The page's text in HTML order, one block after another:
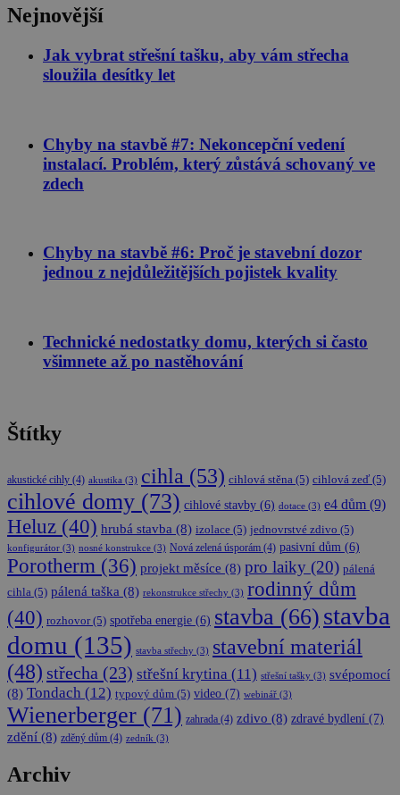
Nejnovější
Jak vybrat střešní tašku, aby vám střecha
sloužila desítky let
Chyby na stavbě #7: Nekoncepční vedení
instalací. Problém, který zůstává schovaný ve
zdech
Chyby na stavbě #6: Proč je stavební dozor
jednou z nejdůležitějších pojistek kvality
Technické nedostatky domu, kterých si často
všimnete až po nastěhování
Štítky
akustické cihly (4) akustika (3) cihla (53) cihlová stěna (5) cihlová zeď (5)
cihlové domy (73) cihlové stavby (6) dotace (3) e4 dům (9)
Heluz (40) hrubá stavba (8) izolace (5) jednovrstvé zdivo (5)
konfigurátor (3) nosné konstrukce (3) Nová zelená úsporám (4) pasivní dům (6)
Porotherm (36) projekt měsíce (8) pro laiky (20) pálená
cihla (5) pálená taška (8) rekonstrukce střechy (3) rodinný dům
(40) rozhovor(5) spotřeba energie (6) stavba (66) stavba
domu (135) stavba střechy (3) stavební materiál
(48) střecha (23) střešní krytina (11) střešní tašky (3) svépomocí
(8) Tondach (12) typový dům (5) video (7) webinář (3)
Wienerberger (71) zahrada (4) zdivo (8) zdravé bydlení (7)
zdění (8) zděný dům (4) zedník (3)
Archiv
soubory
Funkční soubory
Nezbytně nutné soubory cookie umožňují
základní funkce webových stránek, jako je
Název
Poskytovatel/
Doména
předvoleb
souhlasu
soubory
cookie
Je nutné,
banner
cookie
Cookie-
Script.com
fungoval
správně.
__cf_bm
Cloudflare Inc.
.onesignal.com
29
minut
sekund
Tento
cookie se
používá k
rozlišení
pro web
přínosné,
zásadách ochrany soukromí společnosti Google